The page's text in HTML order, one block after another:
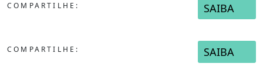
COMPARTILHE: SAIBA
COMPARTILHE: SAIBA